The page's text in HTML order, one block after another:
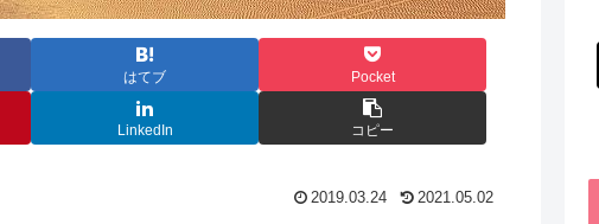
はてブ Pocket
LinkedIn コピー
2019.03.24 2021.05.02